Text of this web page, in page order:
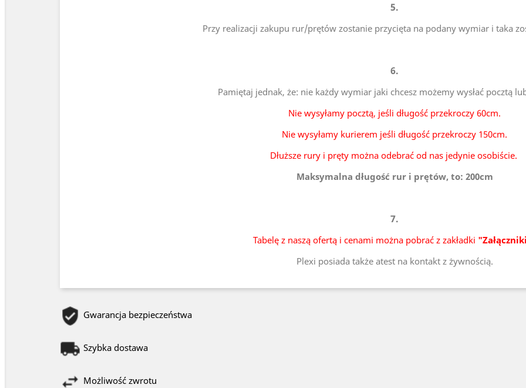
5.
Przy realizacji zakupu rur/prętów zostanie przycięta na podany wymiar i taka
6.
Pamiętaj jednak, że: nie każdy wymiar jaki chcesz możemy wysłać pocztą
Nie wysyłamy pocztą, jeśli długość przekroczy 60cm.
Nie wysyłamy kurierem jeśli długość przekroczy 150cm.
Dłuższe rury i pręty można odebrać od nas jedynie osobiście.
Maksymalna długość rur i prętów, to: 200cm
7.
Tabelę z naszą ofertą i cenami można pobrać z zakładki
Plexi posiada także atest na kontakt z żywnością.
Gwarancja bezpieczeństwa
Szybka dostawa
Możliwość zwrotu